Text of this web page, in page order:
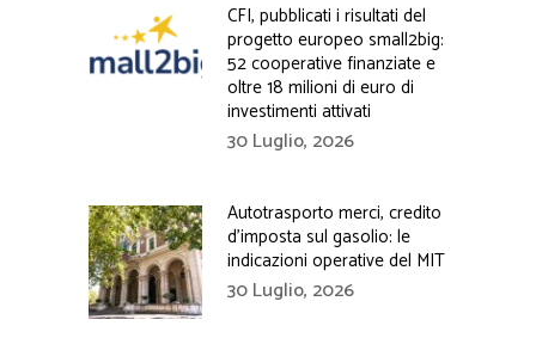
CFI, pubblicati i risultati del
progetto europeo small2big:
52 cooperative finanziate e
oltre 18 milioni di euro di
investimenti attivati
30 Luglio, 2026
Autotrasporto merci, credito
d’imposta sul gasolio: le
indicazioni operative del MIT
30 Luglio, 2026